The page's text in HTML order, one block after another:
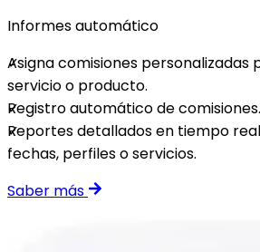
Informes automático
Asigna comisiones personalizadas
servicio o producto.
Registro automático de comisiones.
Reportes detallados en tiempo
fechas, perfiles o servicios.
Saber más